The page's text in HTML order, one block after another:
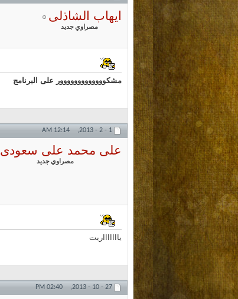
ايهاب الشاذلى
مصراوي جديد
مشكووووووووووووور على البرنامج
1 - 2 - 2013,
12:14 AM
على محمد على سعودى
مصراوي جديد
ياااااااريت
27 - 10 - 2013,
02:40 PM